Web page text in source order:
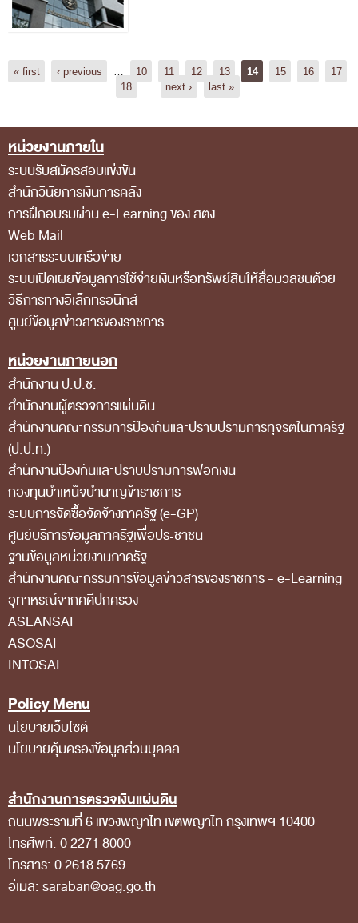
Pages
« first ‹ previous 10 11 12 13 14 15 16
17
18
next › last »
Footer Menu
หน่วยงานภายใน
ระบบรับสมัครสอบแข่งขัน
สำนักวินัยการเงินการคลัง
การฝึกอบรมผ่าน e-Learning ของ สตง.
Web Mail
เอกสารระบบเครือข่าย
ระบบเปิดเผยข้อมูลการใช้จ่ายเงินหรือทรัพย์สินให้สื่อมวลชนด้วย
วิธีการทางอิเล็กทรอนิกส์
ศูนย์ข้อมูลข่าวสารของราชการ
หน่วยงานภายนอก
สำนักงาน ป.ป.ช.
สำนักงานผู้ตรวจการแผ่นดิน
สำนักงานคณะกรรมการป้องกันและปราบปรามการทุจริตในภาครัฐ
(ป.ป.ท.)
สำนักงานป้องกันและปราบปรามการฟอกเงิน
กองทุนบำเหน็จบำนาญข้าราชการ
ระบบการจัดซื้อจัดจ้างภาครัฐ (e-GP)
ศูนย์บริการข้อมูลภาครัฐเพื่อประชาชน
ฐานข้อมูลหน่วยงานภาครัฐ
สํานักงานคณะกรรมการข้อมูลข่าวสารของราชการ - e-Learning
อุทาหรณ์จากคดีปกครอง
ASEANSAI
ASOSAI
INTOSAI
Policy Menu
นโยบายเว็บไซต์
นโยบายคุ้มครองข้อมูลส่วนบุคคล
สำนักงานการตรวจเงินแผ่นดิน
ถนนพระรามที่ 6 แขวงพญาไท เขตพญาไท กรุงเทพฯ 10400
โทรศัพท์: 0 2271 8000
โทรสาร: 0 2618 5769
อีเมล: saraban@oag.go.th